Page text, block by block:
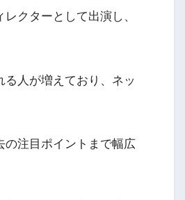
クターとして出演し、
人が増えており、ネッ
の注目ポイントまで幅広